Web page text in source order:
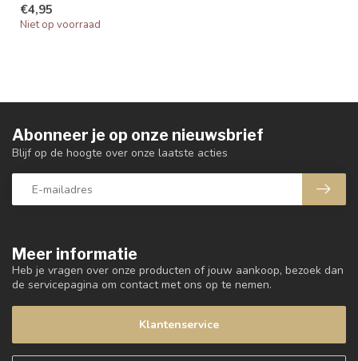
€4,95
Niet op voorraad
Meer informatie
Heb je vragen over onze producten of jouw aankoop, bezoek dan
de servicepagina om contact met ons op te nemen.
Klantenservice
Abonneer je op onze nieuwsbrief
Blijf op de hoogte over onze laatste acties